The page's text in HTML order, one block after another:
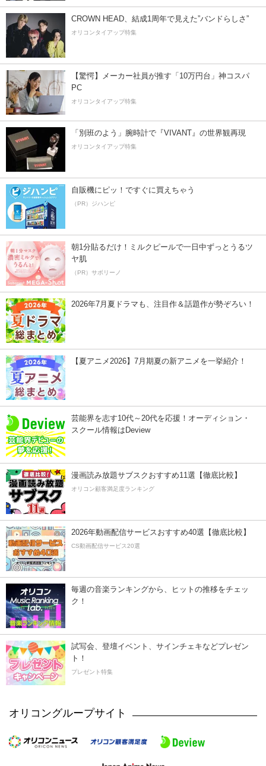
CROWN HEAD、結成1周年で見えた”バンドらしさ”
オリコンタイアップ特集
【驚愕】メーカー社員が推す「10万円台」神コスパ
PC
オリコンタイアップ特集
「別班のよう」腕時計で『VIVANT』の世界観再現
オリコンタイアップ特集
自販機にピッ！ですぐに買えちゃう
（PR）ジハンピ
朝1分貼るだけ！ミルクピールで一日中ずっとうるツ
ヤ肌
（PR）サボリーノ
2026年7月夏ドラマも、注目作＆話題作が勢ぞろい！
【夏アニメ2026】7月期夏の新アニメを一挙紹介！
芸能界を志す10代～20代を応援！オーディション・
スクール情報はDeview
漫画読み放題サブスクおすすめ11選【徹底比較】
オリコン顧客満足度ランキング
2026年動画配信サービスおすすめ40選【徹底比較】
CS動画配信サービス20選
毎週の音楽ランキングから、ヒットの推移をチェッ
ク！
試写会、登壇イベント、サインチェキなどプレゼン
ト！
プレゼント特集
オリコングループサイト